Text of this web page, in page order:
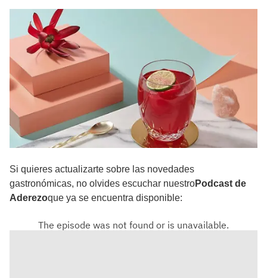
Si quieres actualizarte sobre las novedades
gastronómicas, no olvides escuchar nuestroPodcast de
Aderezoque ya se encuentra disponible: